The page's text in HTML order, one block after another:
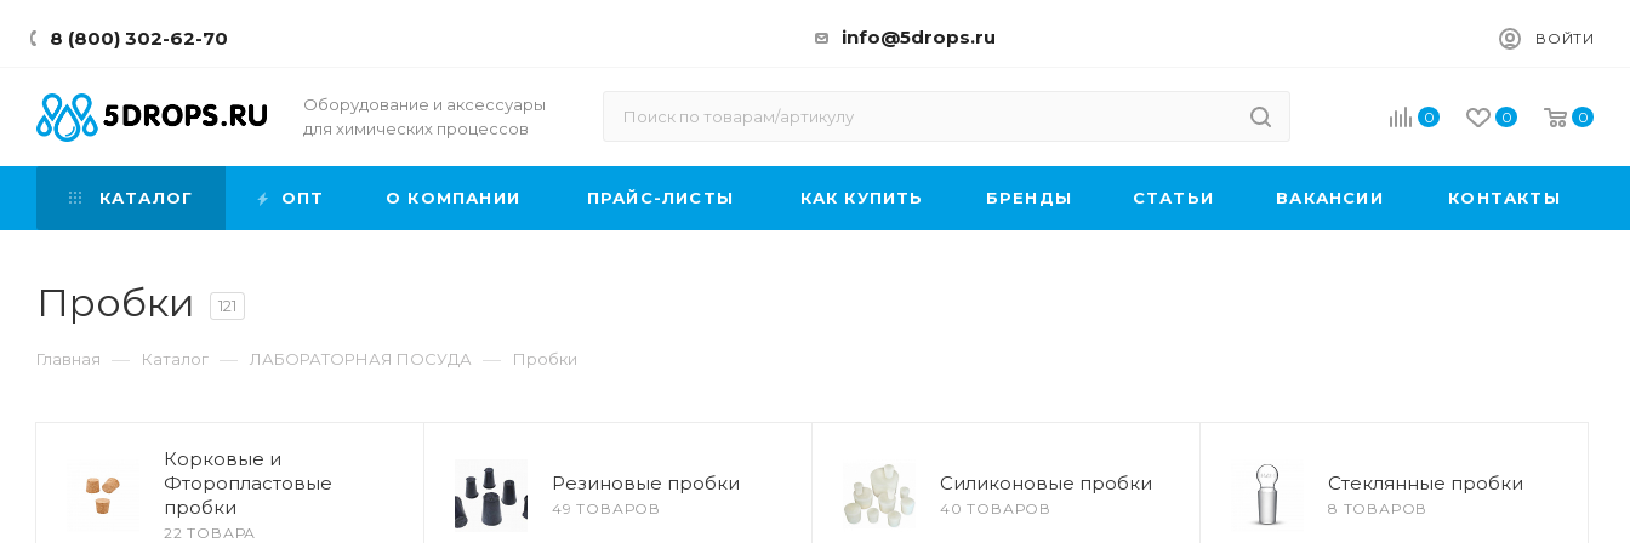
8 (800) 302-62-70 ВОЙТИ
info@5drops.ru
Оборудование и аксессуары
для химических процессов
0 0 0
КАТАЛОГ ОПТ О КОМПАНИИ ПРАЙС-ЛИСТЫ КАК КУПИТЬ БРЕНДЫ CТАТЬИ ВАКАНСИИ КОНТАКТЫ
Пробки 121
Главная — Каталог — ЛАБОРАТОРНАЯ ПОСУДА — Пробки
Корковые и
Фторопластовые
пробки
22 ТОВАРА
Резиновые пробки
49 ТОВАРОВ
Силиконовые пробки
40 ТОВАРОВ
Стеклянные пробки
8 ТОВАРОВ